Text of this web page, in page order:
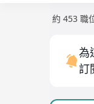
約 453 職
為
訂